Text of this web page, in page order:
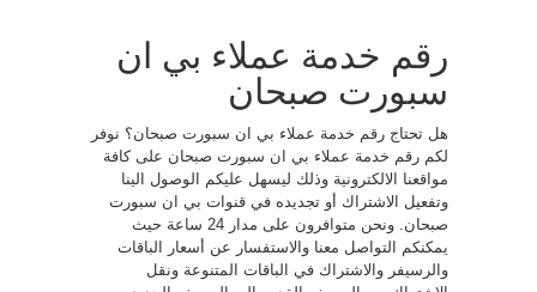
رقم خدمة عملاء بي ان
سبورت صبحان
هل تحتاج رقم خدمة عملاء بي ان سبورت صبحان؟ نوفر
لكم رقم خدمة عملاء بي ان سبورت صبحان على كافة
مواقعنا الالكترونية وذلك ليسهل عليكم الوصول الينا
وتفعيل الاشتراك أو تجديده في قنوات بي ان سبورت
صبحان. ونحن متوافرون على مدار 24 ساعة حيث
يمكنكم التواصل معنا والاستفسار عن أسعار الباقات
والرسيفر والاشتراك في الباقات المتنوعة ونقل